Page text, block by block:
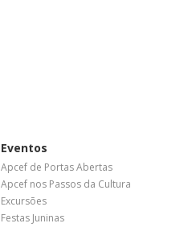
Eventos
Apcef de Portas Abertas
Apcef nos Passos da Cultura
Excursões
Festas Juninas